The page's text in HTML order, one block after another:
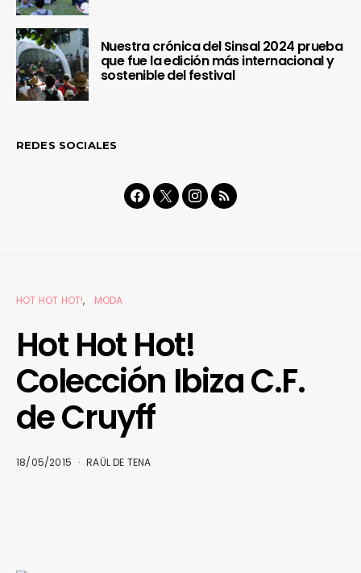
Nuestra crónica del Sinsal 2024 prueba
que fue la edición más internacional y
sostenible del festival
REDES SOCIALES
HOT HOT HOT! MODA
Hot Hot Hot!
Colección Ibiza C.F.
de Cruyff
18/05/2015 RAÜL DE TENA